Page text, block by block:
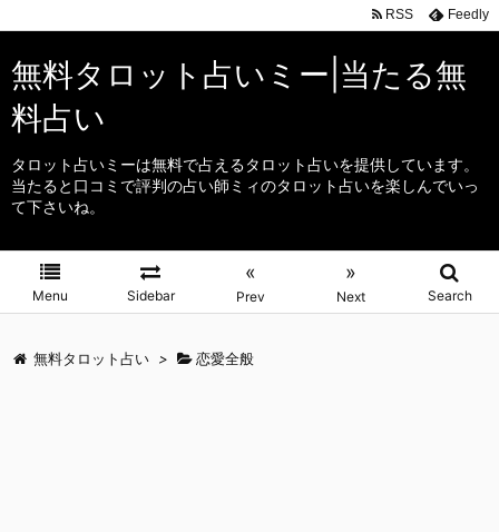
無料タロット占いミー|当たる無
料占い
タロット占いミーは無料で占えるタロット占いを提供しています。
当たると口コミで評判の占い師ミィのタロット占いを楽しんでいっ
て下さいね。
Menu Sidebar
«
Prev
»
Next Search
RSS Feedly
無料タロット占い > 恋愛全般